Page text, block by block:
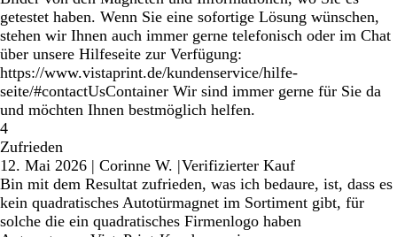
getestet haben. Wenn Sie eine sofortige Lösung wünschen,
stehen wir Ihnen auch immer gerne telefonisch oder im Chat
über unsere Hilfeseite zur Verfügung:
https://www.vistaprint.de/kundenservice/hilfe-
seite/#contactUsContainer Wir sind immer gerne für Sie da
und möchten Ihnen bestmöglich helfen.
4
Zufrieden
12. Mai 2026 | Corinne W. |Verifizierter Kauf
Bin mit dem Resultat zufrieden, was ich bedaure, ist, dass es
kein quadratisches Autotürmagnet im Sortiment gibt, für
solche die ein quadratisches Firmenlogo haben